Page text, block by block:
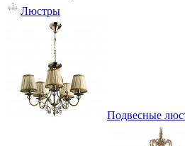
Люстры
Подвесные